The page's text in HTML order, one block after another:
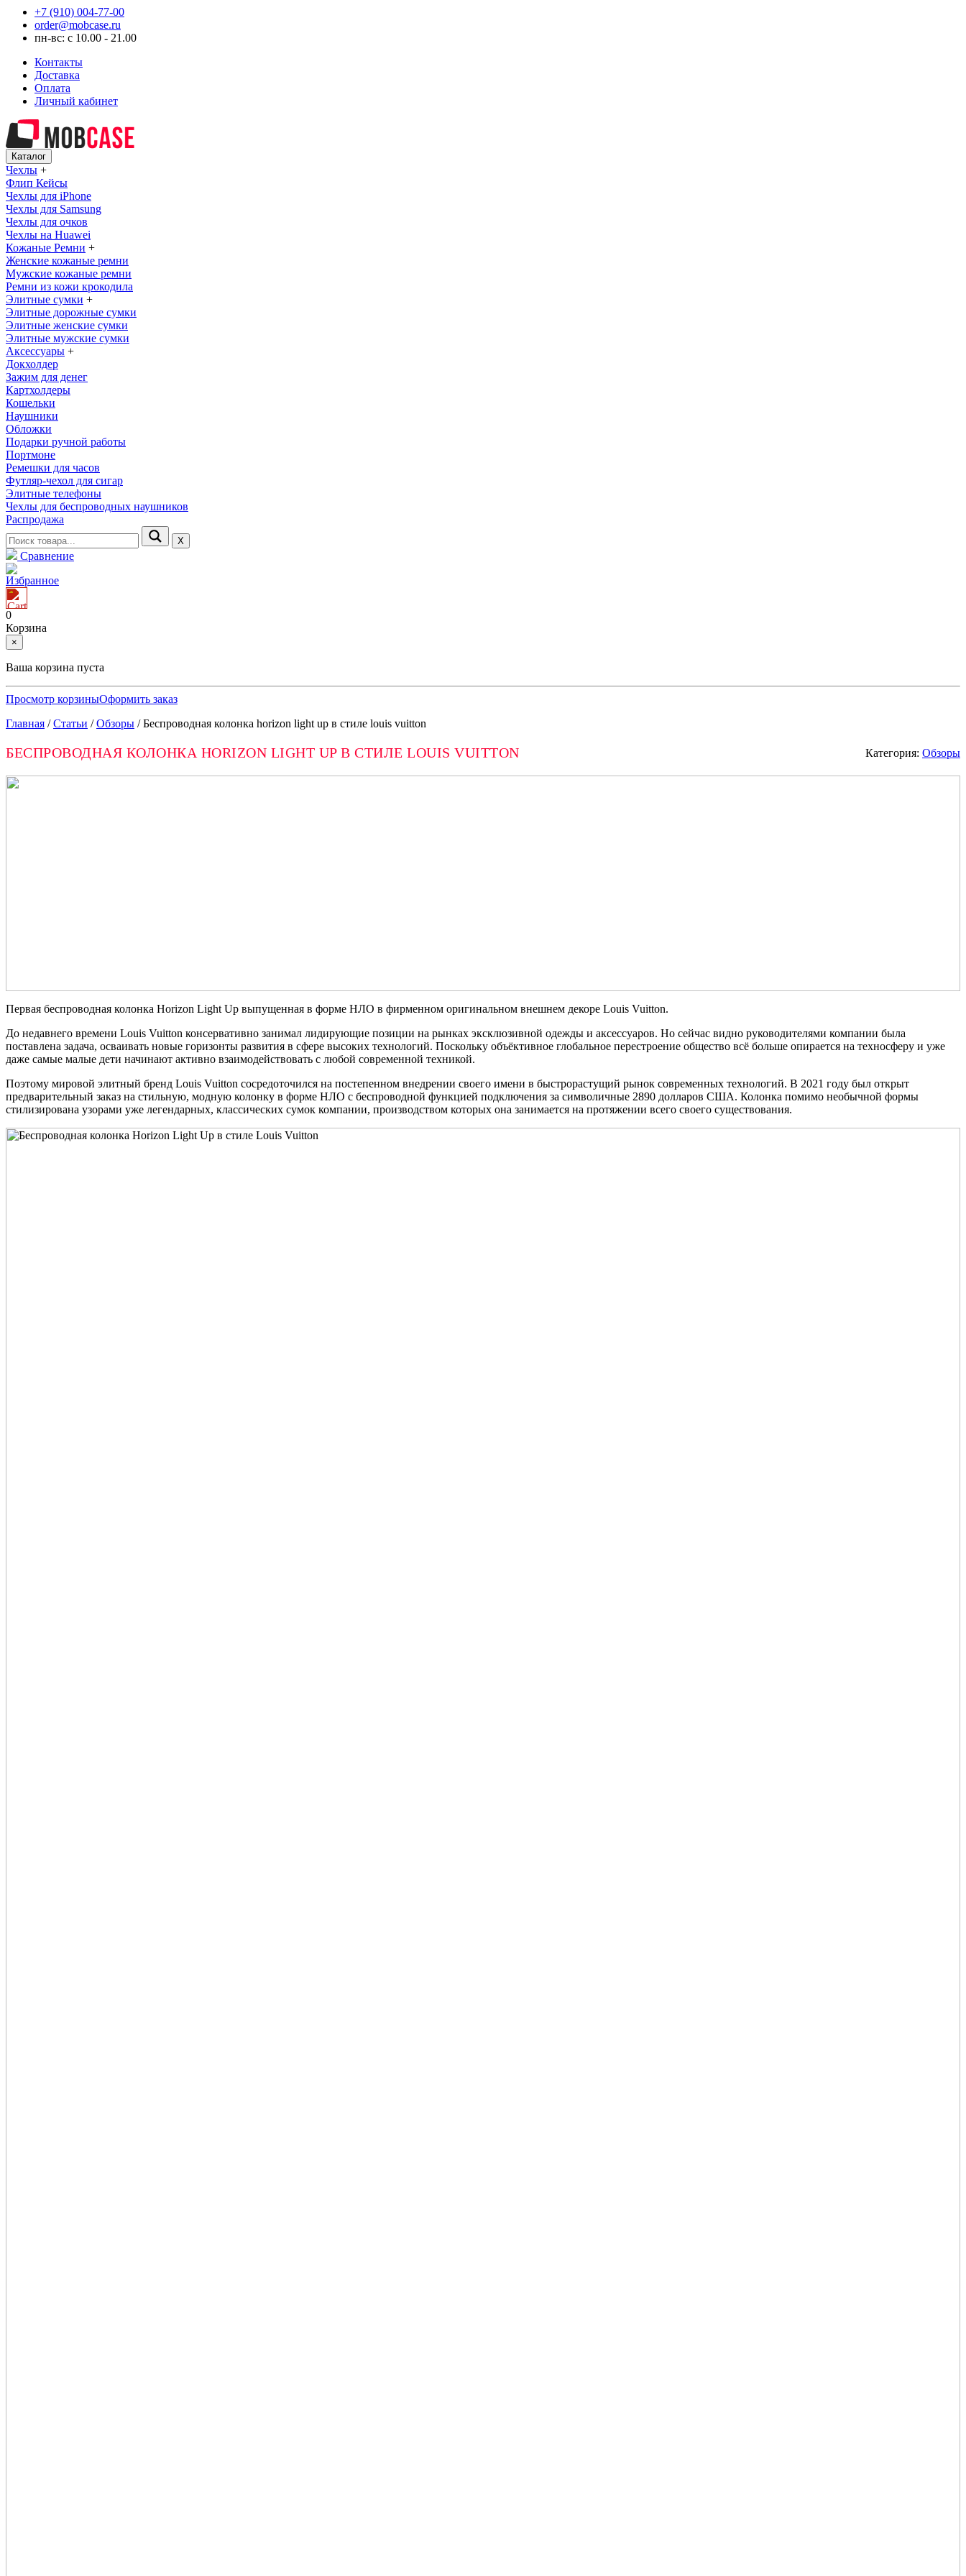
+7 (910) 004-77-00
order@mobcase.ru
пн-вс: с 10.00 - 21.00
Контакты
Доставка
Оплата
Личный кабинет
Каталог
Чехлы +
Флип Кейсы
Чехлы для iPhone
Чехлы для Samsung
Чехлы для очков
Чехлы на Huawei
Кожаные Ремни +
Женские кожаные ремни
Мужские кожаные ремни
Ремни из кожи крокодила
Элитные сумки +
Элитные дорожные сумки
Элитные женские сумки
Элитные мужские сумки
Аксессуары +
Докхолдер
Зажим для денег
Картхолдеры
Кошельки
Наушники
Обложки
Подарки ручной работы
Портмоне
Ремешки для часов
Футляр-чехол для сигар
Элитные телефоны
Чехлы для беспроводных наушников
Распродажа
Х
Сравнение
Избранное
0
Корзина
×
Ваша корзина пуста
Просмотр корзиныОформить заказ
Главная /Статьи /Обзоры /Беспроводная колонка horizon light up в стиле louis vuitton
БЕСПРОВОДНАЯ КОЛОНКА HORIZON LIGHT UP В СТИЛЕ LOUIS VUITTON Категория: Обзоры
Первая беспроводная колонка Horizon Light Up выпущенная в форме НЛО в фирменном оригинальном внешнем декоре Louis Vuitton.
До недавнего времени Louis Vuitton консервативно занимал лидирующие позиции на рынках эксклюзивной одежды и аксессуаров. Но сейчас видно руководителями компании была
поставлена задача, осваивать новые горизонты развития в сфере высоких технологий. Поскольку объёктивное глобальное перестроение общество всё больше опирается на техносферу и уже
даже самые малые дети начинают активно взаимодействовать с любой современной техникой.
Поэтому мировой элитный бренд Louis Vuitton сосредоточился на постепенном внедрении своего имени в быстрорастущий рынок современных технологий. В 2021 году был открыт
предварительный заказ на стильную, модную колонку в форме НЛО с беспроводной функцией подключения за символичные 2890 долларов США. Колонка помимо необычной формы
стилизирована узорами уже легендарных, классических сумок компании, производством которых она занимается на протяжении всего своего существования.